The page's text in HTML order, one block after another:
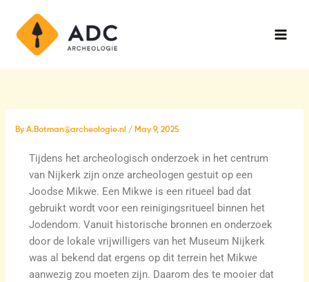
content
ByA.Botman@archeologie.nl / May 9, 2025
Tijdens het archeologisch onderzoek in het centrum
van Nijkerk zijn onze archeologen gestuit op een
Joodse Mikwe. Een Mikwe is een ritueel bad dat
gebruikt wordt voor een reinigingsritueel binnen het
Jodendom. Vanuit historische bronnen en onderzoek
door de lokale vrijwilligers van het Museum Nijkerk
was al bekend dat ergens op dit terrein het Mikwe
aanwezig zou moeten zijn. Daarom des te mooier dat